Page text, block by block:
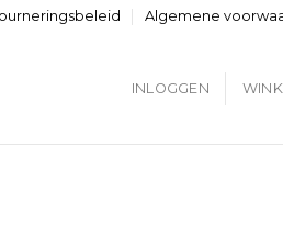
Algemene
INLOGGEN